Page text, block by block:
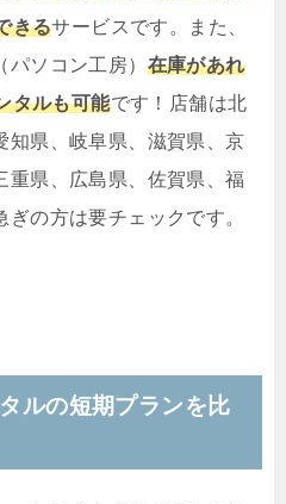
きるサービスです。また、
ソコン工房） 在庫があれ
タルも可能です！店舗は北
知県、岐阜県、滋賀県、京
重県、広島県、佐賀県、福
の方は要チェックです。
ルの短期プランを比